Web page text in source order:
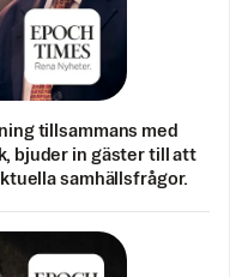
tillsammans med
bjuder in gäster till att
samhällsfrågor.